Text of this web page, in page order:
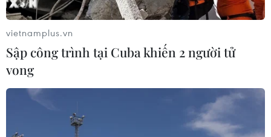
vietnamplus.vn
Sập công trình tại Cuba khiến 2 người tử
vong